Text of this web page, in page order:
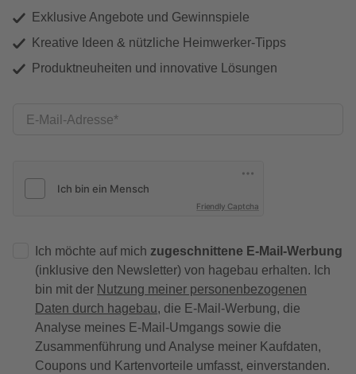
Exklusive Angebote und Gewinnspiele
Kreative Ideen & nützliche Heimwerker-Tipps
Produktneuheiten und innovative Lösungen
E-Mail-Adresse
Friendly Captcha
Ich möchte auf mich zugeschnittene E-Mail-Werbung
(inklusive den Newsletter) von hagebau erhalten. Ich
bin mit der Nutzung meiner personenbezogenen
Daten durch hagebau, die E-Mail-Werbung, die
Analyse meines E-Mail-Umgangs sowie die
Zusammenführung und Analyse meiner Kaufdaten,
Coupons und Kartenvorteile umfasst, einverstanden.